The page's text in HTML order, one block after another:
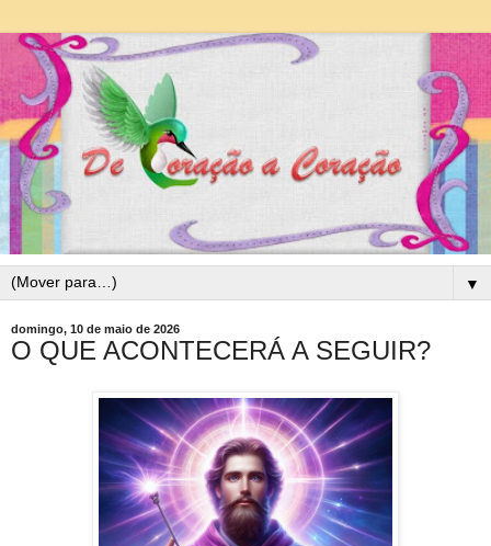
▼
domingo, 10 de maio de 2026
O QUE ACONTECERÁ A SEGUIR?